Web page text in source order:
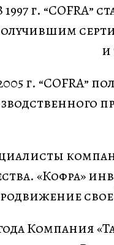
1997 г.
и
г. “COFRA”
«Кофра»
года Компания